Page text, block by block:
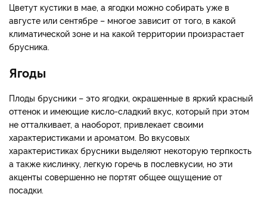
Цветут кустики в мае, а ягодки можно собирать уже в
августе или сентябре – многое зависит от того, в какой
климатической зоне и на какой территории произрастает
брусника.
Ягоды
Плоды брусники – это ягодки, окрашенные в яркий красный
оттенок и имеющие кисло-сладкий вкус, который при этом
не отталкивает, а наоборот, привлекает своими
характеристиками и ароматом. Во вкусовых
характеристиках брусники выделяют некоторую терпкость
а также кислинку, легкую горечь в послевкусии, но эти
акценты совершенно не портят общее ощущение от
посадки.